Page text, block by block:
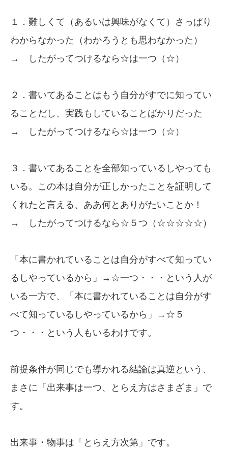
１．難しくて（あるいは興味がなくて）さっぱり
わからなかった（わかろうとも思わなかった）
→ したがってつけるなら☆は一つ（☆）
２．書いてあることはもう自分がすでに知ってい
ることだし、実践もしていることばかりだった
→ したがってつけるなら☆は一つ（☆）
３．書いてあることを全部知っているしやっても
いる。この本は自分が正しかったことを証明して
くれたと言える、ああ何とありがたいことか！
→ したがってつけるなら☆５つ（☆☆☆☆☆）
「本に書かれていることは自分がすべて知ってい
るしやっているから」→☆一つ・・・という人が
いる一方で、「本に書かれていることは自分がす
べて知っているしやっているから」→☆５
つ・・・という人もいるわけです。
前提条件が同じでも導かれる結論は真逆という、
まさに「出来事は一つ、とらえ方はさまざま」で
す。
出来事・物事は「とらえ方次第」です。